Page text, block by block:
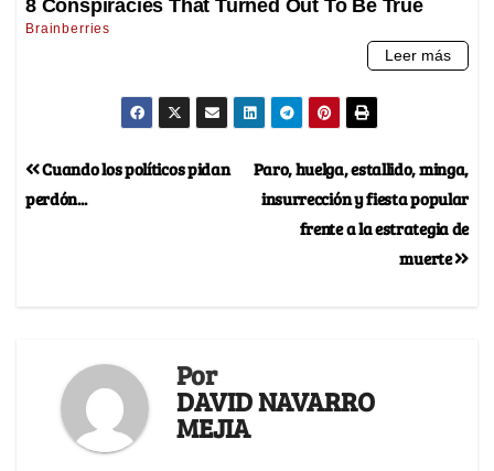
Paro, huelga, estallido, minga,
insurrección y fiesta popular
frente a la estrategia de
muerte
Cuando los políticos pidan
perdón...
Por
DAVID NAVARRO
MEJIA